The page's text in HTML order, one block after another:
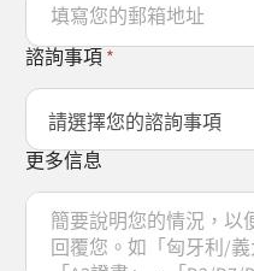
諮詢事項*
更多信息